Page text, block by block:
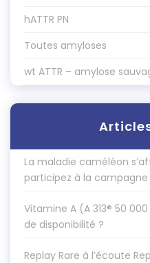
hATTR PN
Toutes amyloses
wt ATTR – amylose
La maladie caméléon
participez à la campagne
Vitamine A (A 313® 50
de disponibilité ?
Replay Rare à l’écoute